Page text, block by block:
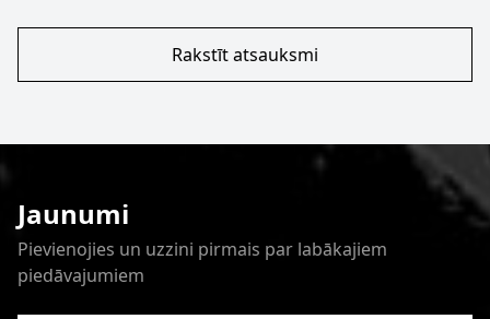
Rakstīt atsauksmi
Jaunumi
Pievienojies un uzzini pirmais par labākajiem
piedāvajumiem